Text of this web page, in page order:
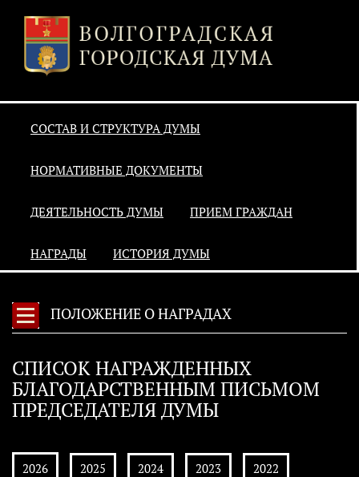
СОСТАВ И СТРУКТУРА ДУМЫ
НОРМАТИВНЫЕ ДОКУМЕНТЫ
ДЕЯТЕЛЬНОСТЬ ДУМЫ ПРИЕМ ГРАЖДАН
НАГРАДЫ ИСТОРИЯ ДУМЫ
ПОЛОЖЕНИЕ О НАГРАДАХ
СПИСОК НАГРАЖДЕННЫХ
БЛАГОДАРСТВЕННЫМ ПИСЬМОМ
ПРЕДСЕДАТЕЛЯ ДУМЫ
2026 2025 2024 2023
2022